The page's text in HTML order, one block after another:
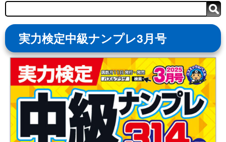
検
索
実力検定中級ナンプレ3月号